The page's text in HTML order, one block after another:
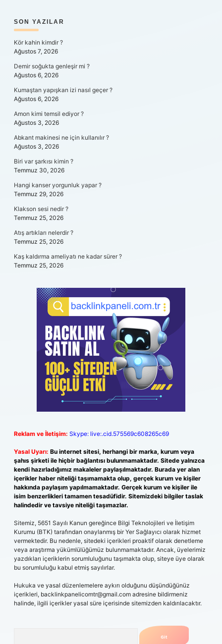
SIDEBAR
SON YAZILAR
Kör kahin kimdir ?
Ağustos 7, 2026
Demir soğukta genleşir mi ?
Ağustos 6, 2026
Kumaştan yapışkan izi nasıl geçer ?
Ağustos 6, 2026
Amon kimi temsil ediyor ?
Ağustos 3, 2026
Abkant makinesi ne için kullanılır ?
Ağustos 3, 2026
Biri var şarkısı kimin ?
Temmuz 30, 2026
Hangi kanser yorgunluk yapar ?
Temmuz 29, 2026
Klakson sesi nedir ?
Temmuz 25, 2026
Atış artıkları nelerdir ?
Temmuz 25, 2026
Kaş kaldırma ameliyatı ne kadar sürer ?
Temmuz 25, 2026
Reklam ve İletişim: Skype: live:.cid.575569c608265c69
Yasal Uyarı: Bu internet sitesi, herhangi bir marka, kurum veya
şahıs şirketi ile hiçbir bağlantısı bulunmamaktadır. Sitede yalnızca
kendi hazırladığımız makaleler paylaşılmaktadır. Burada yer alan
içerikler haber niteliği taşımamakta olup, gerçek kurum ve kişiler
hakkında paylaşım yapılmamaktadır. Gerçek kurum ve kişiler ile
isim benzerlikleri tamamen tesadüfidir. Sitemizdeki bilgiler taslak
halindedir ve tavsiye niteliği taşımazlar.
Sitemiz, 5651 Sayılı Kanun gereğince Bilgi Teknolojileri ve İletişim
Kurumu (BTK) tarafından onaylanmış bir Yer Sağlayıcı olarak hizmet
vermektedir. Bu nedenle, sitedeki içerikleri proaktif olarak denetleme
veya araştırma yükümlülüğümüz bulunmamaktadır. Ancak, üyelerimiz
yazdıkları içeriklerin sorumluluğunu taşımakta olup, siteye üye olarak
bu sorumluluğu kabul etmiş sayılırlar.
Hukuka ve yasal düzenlemelere aykırı olduğunu düşündüğünüz
içerikleri, backlinkpanelicomtr@gmail.com adresine bildirmeniz
halinde, ilgili içerikler yasal süre içerisinde sitemizden kaldırılacaktır.